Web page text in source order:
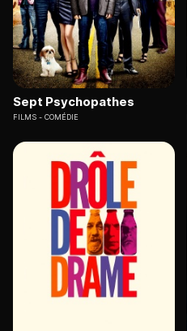
Sept Psychopathes
FILMS COMÉDIE